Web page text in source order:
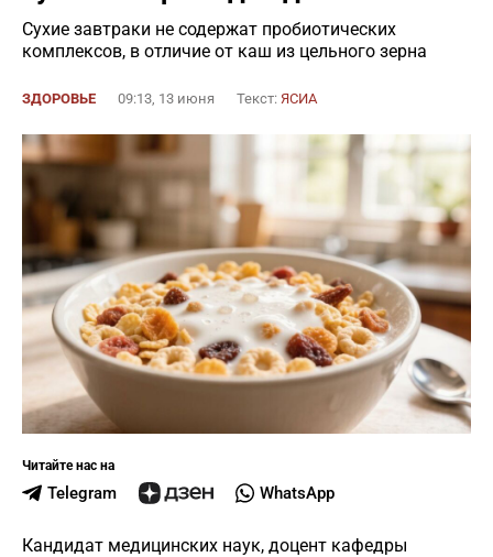
Сухие завтраки не содержат пробиотических
комплексов, в отличие от каш из цельного зерна
ЗДОРОВЬЕ 09:13, 13 июня Текст: ЯСИА
Читайте нас на
Telegram WhatsApp
Кандидат медицинских наук, доцент кафедры